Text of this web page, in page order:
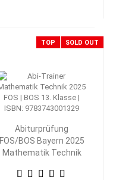
TOP SOLD OUT
Abiturprüfung
FOS/BOS Bayern 2025
Mathematik Technik